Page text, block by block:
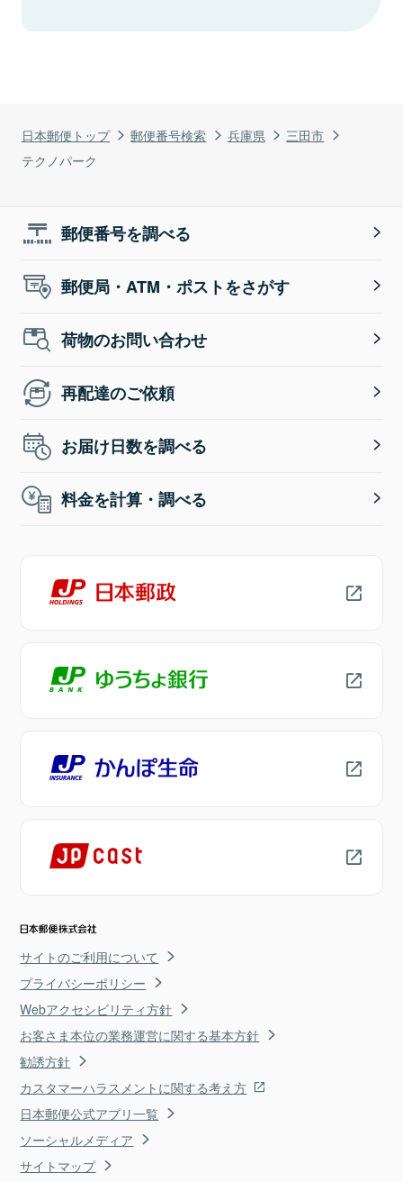
日本郵便トップ 郵便番号検索 兵庫県
三田市
テクノパーク
郵便番号を調べる
郵便局・ATM・ポストをさがす
荷物のお問い合わせ
再配達のご依頼
お届け日数を調べる
料金を計算・調べる
サイトのご利用について
プライバシーポリシー
Webアクセシビリティ方針
お客さま本位の業務運営に関する基本方針
勧誘方針
カスタマーハラスメントに関する考え方
日本郵便公式アプリ一覧
ソーシャルメディア
サイトマップ